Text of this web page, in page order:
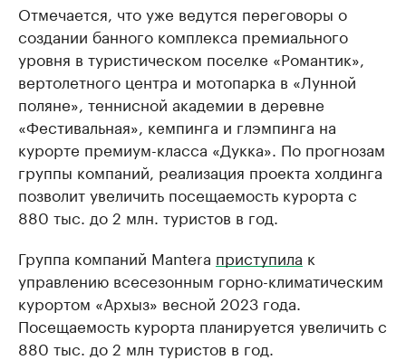
Отмечается, что уже ведутся переговоры о
создании банного комплекса премиального
уровня в туристическом поселке «Романтик»,
вертолетного центра и мотопарка в «Лунной
поляне», теннисной академии в деревне
«Фестивальная», кемпинга и глэмпинга на
курорте премиум-класса «Дукка». По прогнозам
группы компаний, реализация проекта холдинга
позволит увеличить посещаемость курорта с
880 тыс. до 2 млн. туристов в год.
Группа компаний Mantera приступила к
управлению всесезонным горно-климатическим
курортом «Архыз» весной 2023 года.
Посещаемость курорта планируется увеличить с
880 тыс. до 2 млн туристов в год.